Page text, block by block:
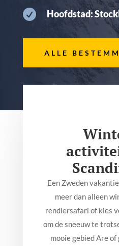
 Hoofdstad:
ALLE
Een Zweden
meer dan alleen
rendiersafari of kies
om de sneeuw te
mooie gebied Are of